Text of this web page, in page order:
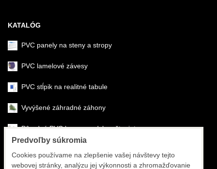
KATALÓG
PVC panely na steny a stropy
PVC lamelové závesy
PVC stĺpik na realitné tabule
Vyvýšené záhradné záhony
Pôrodné PVC boxy na odchov šteniat
Predvoľby súkromia
Cookies používame na zlepšenie vašej návštevy tejto
webovej stránky, analýzu jej výkonnosti a zhromažďovanie